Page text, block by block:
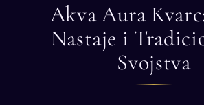
Akva Aura
Nastaje i
Svojstva